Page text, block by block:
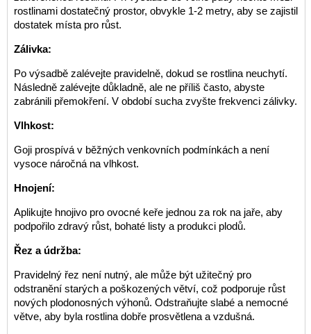
rostlinami dostatečný prostor, obvykle 1-2 metry, aby se zajistil
dostatek místa pro růst.
Zálivka:
Po výsadbě zalévejte pravidelně, dokud se rostlina neuchytí.
Následně zalévejte důkladně, ale ne příliš často, abyste
zabránili přemokření. V období sucha zvyšte frekvenci zálivky.
Vlhkost:
Goji prospívá v běžných venkovních podmínkách a není
vysoce náročná na vlhkost.
Hnojení:
Aplikujte hnojivo pro ovocné keře jednou za rok na jaře, aby
podpořilo zdravý růst, bohaté listy a produkci plodů.
Řez a údržba:
Pravidelný řez není nutný, ale může být užitečný pro
odstranění starých a poškozených větví, což podporuje růst
nových plodonosných výhonů. Odstraňujte slabé a nemocné
větve, aby byla rostlina dobře prosvětlena a vzdušná.